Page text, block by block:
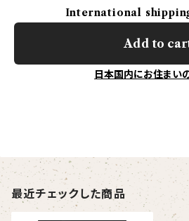
International
Add to
日本国内にお住まい
最近チェックした商品